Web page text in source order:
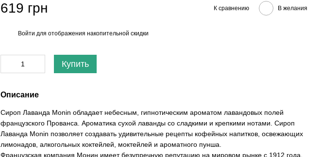
619 грн К сравнению В желания
Войти для отображения накопительной скидки
Купить
Описание
Сироп Лаванда Monin обладает небесным, гипнотическим ароматом лавандовых полей
французского Прованса. Ароматика сухой лаванды со сладкими и крепкими нотами. Сироп
Лаванда Monin позволяет создавать удивительные рецепты кофейных напитков, освежающих
лимонадов, алкогольных коктейлей, моктейлей и ароматного пунша.
Французская компания Монин имеет безупречную репутацию на мировом рынке с 1912 года.